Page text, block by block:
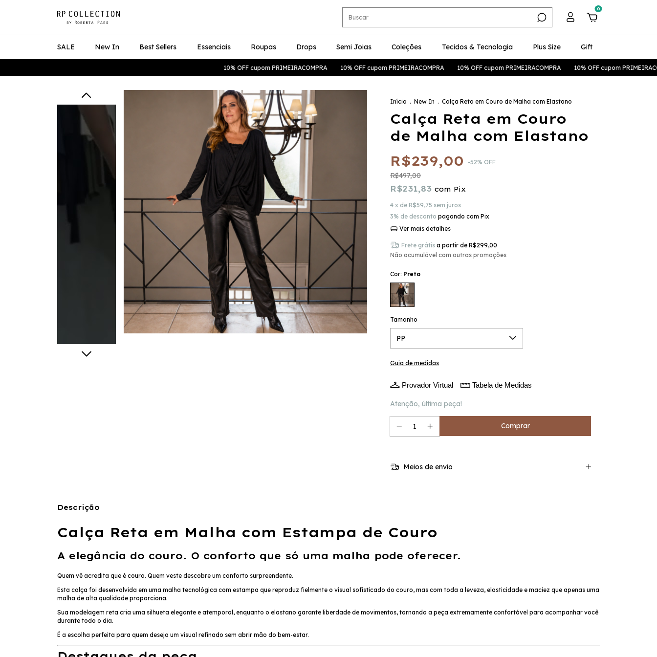
0
SALE New In Best Sellers Essenciais Roupas Drops Semi Joias Coleções Tecidos & Tecnologia Plus Size Gift
10% OFF cupom PRIMEIRACOMPRA 10% OFF cupom PRIMEIRACOMPRA 10% OFF cupom PRIMEIRACOMPRA 10% OFF cupom PRIMEIRACOMPRA 10%
Início . New In . Calça Reta em Couro de Malha com Elastano
Calça Reta em Couro
de Malha com Elastano
R$239,00
-52% OFF
R$497,00
R$231,83 com Pix
4 x de R$59,75 sem juros
3% de desconto pagando com Pix
Ver mais detalhes
Frete grátis a partir de R$299,00
Não acumulável com outras promoções
Cor: Preto
Tamanho
Guia de medidas
Provador Virtual Tabela de Medidas
Atenção, última peça!
Meios de envio
Descrição
Calça Reta em Malha com Estampa de Couro
A elegância do couro. O conforto que só uma malha pode oferecer.
Quem vê acredita que é couro. Quem veste descobre um conforto surpreendente.
Esta calça foi desenvolvida em uma malha tecnológica com estampa que reproduz fielmente o visual sofisticado do couro, mas com toda a leveza, elasticidade e maciez que apenas uma
malha de alta qualidade proporciona.
Sua modelagem reta cria uma silhueta elegante e atemporal, enquanto o elastano garante liberdade de movimentos, tornando a peça extremamente confortável para acompanhar você
durante todo o dia.
É a escolha perfeita para quem deseja um visual refinado sem abrir mão do bem-estar.